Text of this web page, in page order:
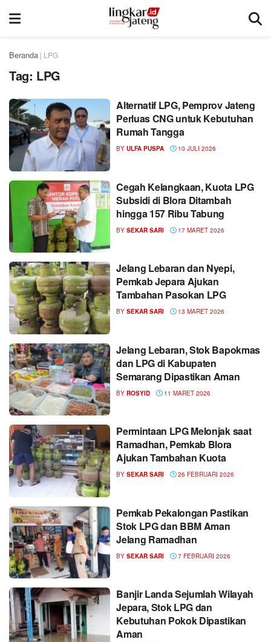
Beranda | LPG
Tag: LPG
Alternatif LPG, Pemprov Jateng
Perluas CNG untuk Kebutuhan
Rumah Tangga
BY ULFA PUSPA 10 JULI 2026
Cegah Kelangkaan, Kuota LPG
Subsidi di Blora Ditambah
hingga 157 Ribu Tabung
BY SEKAR SARI 17 MARET 2026
Jelang Lebaran dan Nyepi,
Pemkab Jepara Ajukan
Tambahan Pasokan LPG
BY SEKAR SARI 13 MARET 2026
Jelang Lebaran, Stok Bapokmas
dan LPG di Kabupaten
Semarang Dipastikan Aman
BY ROSYID 11 MARET 2026
Permintaan LPG Melonjak saat
Ramadhan, Pemkab Blora
Ajukan Tambahan Kuota
BY SEKAR SARI 26 FEBRUARI 2026
Pemkab Pekalongan Pastikan
Stok LPG dan BBM Aman
Jelang Ramadhan
BY SEKAR SARI 7 FEBRUARI 2026
Banjir Landa Sejumlah Wilayah
Jepara, Stok LPG dan
Kebutuhan Pokok Dipastikan
Aman